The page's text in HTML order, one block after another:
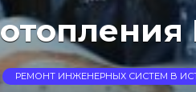
РЕМОНТ ИНЖЕНЕРНЫХ СИСТЕМ В